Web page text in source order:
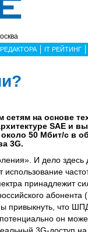
IT РЕЙТИНГ
на основе
SAE и
50 Мбит/с в
3G.
И дело
принадлежит
привыкнуть, что
он